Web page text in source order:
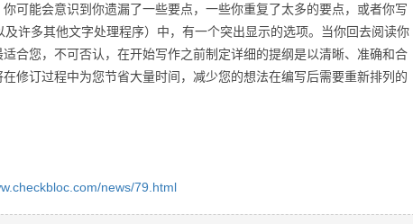
你可能会意识到你遗漏了一些要点，一些你重复了太多的要点，或者你写
许多其他文字处理程序）中，有一个突出显示的选项。
当你回去阅读你
合您，不可否认，在开始写作之前制定详细的提纲是以清晰、准确和合
修订过程中为您节省大量时间，减少您的想法在编写后需要重新排列的
news/79.html